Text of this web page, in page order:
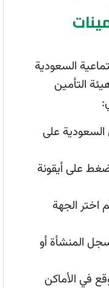
السعودية
التأمين
على
على أيقونة
اختر الجهة
المنشأة أو
في الأماكن